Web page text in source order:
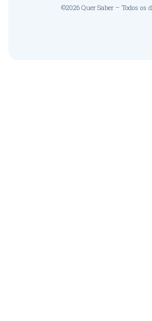
©2026 Quer Saber – Todos os